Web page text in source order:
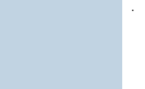
.